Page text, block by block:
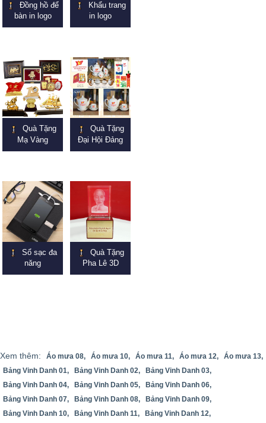
Đồng hồ để
bàn in logo
Khẩu trang
in logo
Quà Tặng
Mạ Vàng
Quà Tặng
Đại Hội Đảng
Sổ sạc đa
năng
Quà Tặng
Pha Lê 3D
Xem thêm: Áo mưa 08, Áo mưa 10, Áo mưa 11, Áo mưa 12,
Áo mưa 13,
Bảng Vinh Danh 01,
Bảng Vinh Danh 02,
Bảng Vinh Danh 03,
Bảng Vinh Danh 04,
Bảng Vinh Danh 05,
Bảng Vinh Danh 06,
Bảng Vinh Danh 07,
Bảng Vinh Danh 08,
Bảng Vinh Danh 09,
Bảng Vinh Danh 10,
Bảng Vinh Danh 11,
Bảng Vinh Danh 12,